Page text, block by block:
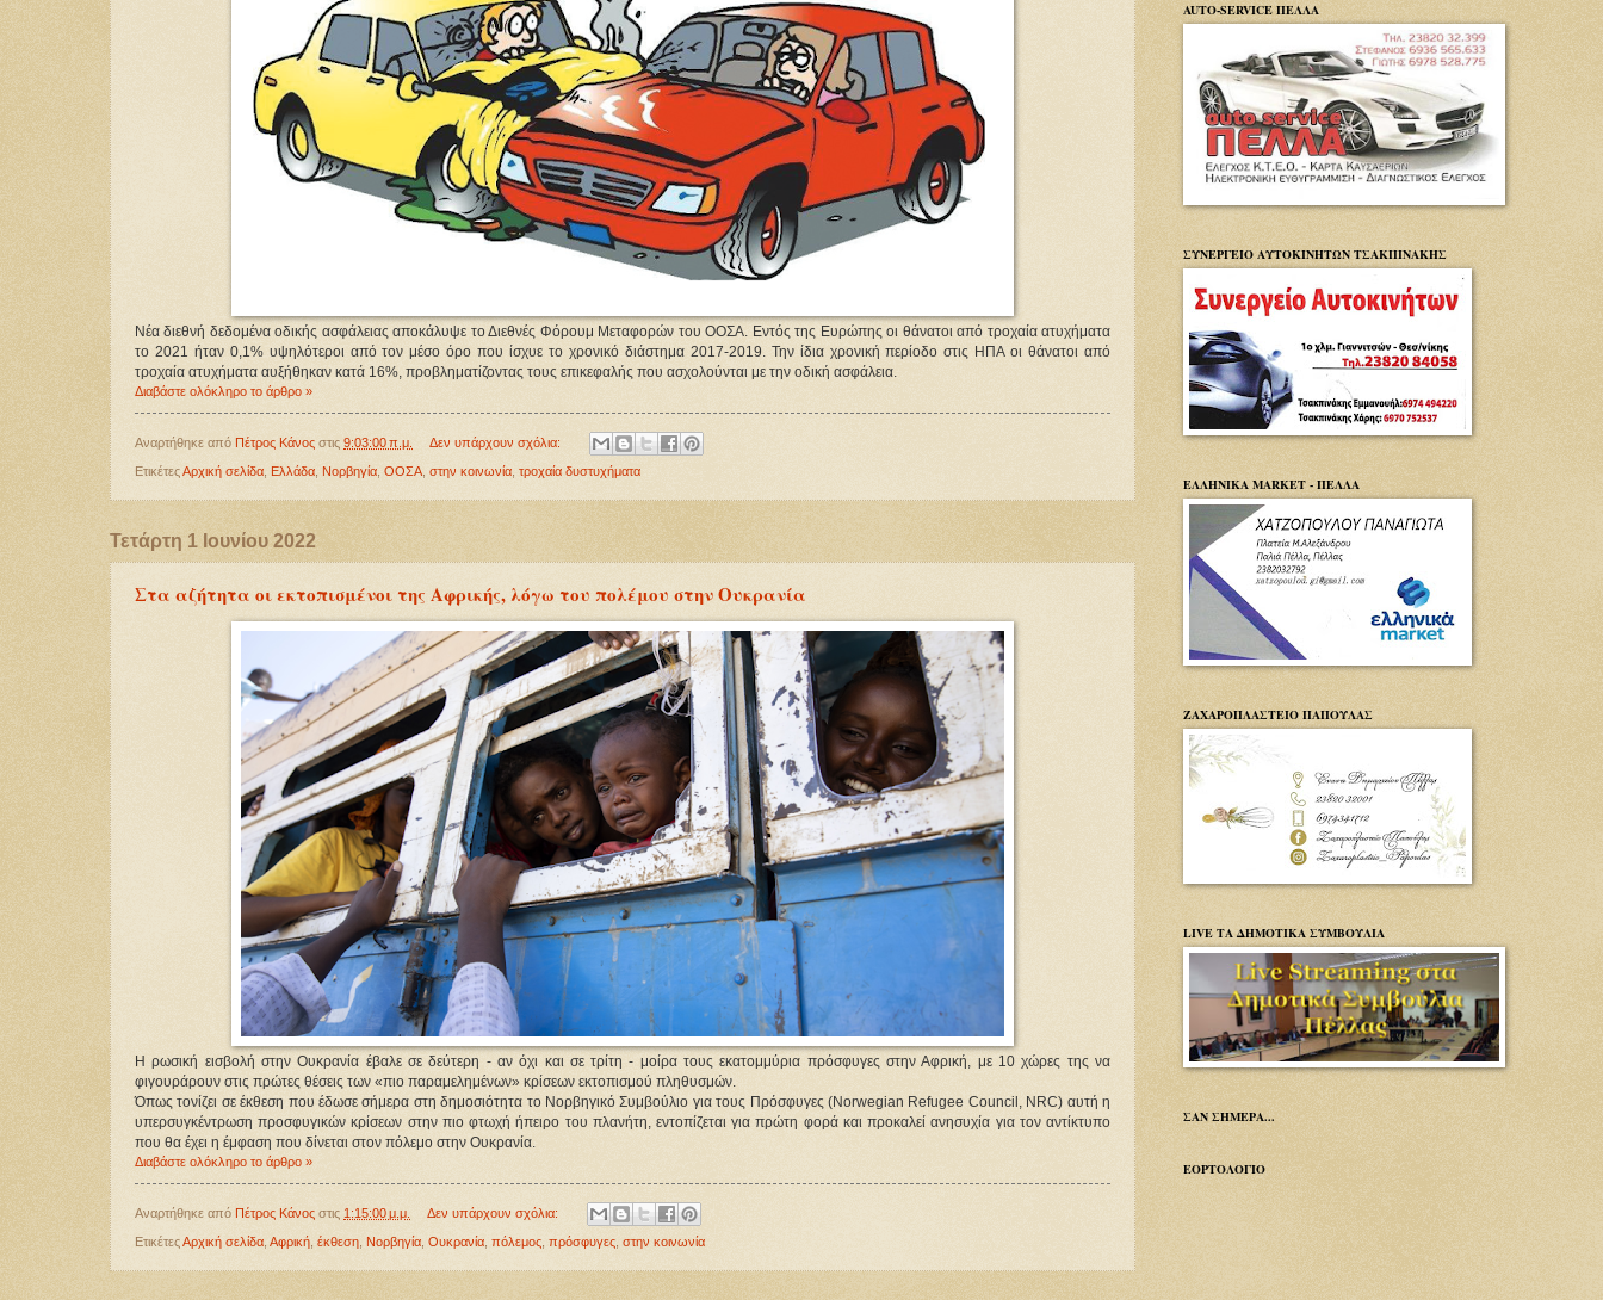
Νέα διεθνή δεδομένα οδικής ασφάλειας αποκάλυψε το Διεθνές Φόρουμ Μεταφορών του ΟΟΣΑ. Εντός της Ευρώπης οι θάνατοι από τροχαία ατυχήματα
το 2021 ήταν 0,1% υψηλότεροι από τον μέσο όρο που ίσχυε το χρονικό διάστημα 2017-2019. Την ίδια χρονική περίοδο στις ΗΠΑ οι θάνατοι από
τροχαία ατυχήματα αυξήθηκαν κατά 16%, προβληματίζοντας τους επικεφαλής που ασχολούνται με την οδική ασφάλεια.
Διαβάστε ολόκληρο το άρθρο »
Αναρτήθηκε από Πέτρος Κάνος στις 9:03:00 π.μ. Δεν υπάρχουν σχόλια:
ΕτικέτεςΑρχική σελίδα, Ελλάδα, Νορβηγία, ΟΟΣΑ, στην κοινωνία, τροχαία δυστυχήματα
Τετάρτη 1 Ιουνίου 2022
Στα αζήτητα οι εκτοπισμένοι της Αφρικής, λόγω του πολέμου στην Ουκρανία
Η ρωσική εισβολή στην Ουκρανία έβαλε σε δεύτερη - αν όχι και σε τρίτη - μοίρα τους εκατομμύρια πρόσφυγες στην Αφρική, με 10 χώρες της να
φιγουράρουν στις πρώτες θέσεις των «πιο παραμελημένων» κρίσεων εκτοπισμού πληθυσμών.
Όπως τονίζει σε έκθεση που έδωσε σήμερα στη δημοσιότητα το Νορβηγικό Συμβούλιο για τους Πρόσφυγες (Norwegian Refugee Council, NRC) αυτή η
υπερσυγκέντρωση προσφυγικών κρίσεων στην πιο φτωχή ήπειρο του πλανήτη, εντοπίζεται για πρώτη φορά και προκαλεί ανησυχία για τον αντίκτυπο
που θα έχει η έμφαση που δίνεται στον πόλεμο στην Ουκρανία.
Διαβάστε ολόκληρο το άρθρο »
Αναρτήθηκε από Πέτρος Κάνος στις 1:15:00 μ.μ. Δεν υπάρχουν σχόλια:
ΕτικέτεςΑρχική σελίδα Αφρική έκθεση Νορβηγία Ουκρανία πόλεμος πρόσφυγες στην κοινωνία
AUTO-SERVICE ΠΕΛΛΑ
ΣΥΝΕΡΓΕΙΟ ΑΥΤΟΚΙΝΗΤΩΝ ΤΣΑΚΠΙΝΑΚΗΣ
ΕΛΛΗΝΙΚΑ MARKET - ΠΕΛΛΑ
ΖΑΧΑΡΟΠΛΑΣΤΕΙΟ ΠΑΠΟΥΛΑΣ
LIVE ΤΑ ΔΗΜΟΤΙΚΑ ΣΥΜΒΟΥΛΙΑ
ΣΑΝ ΣΗΜΕΡΑ...
ΕΟΡΤΟΛΟΓΙΟ